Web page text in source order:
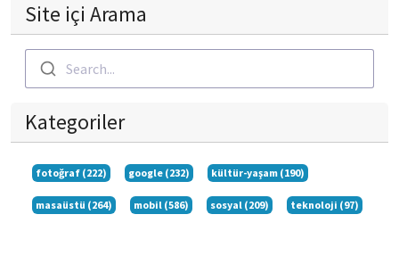
Site içi Arama
Search...
Kategoriler
fotoğraf (222) google (232) kültür-yaşam (190)
masaüstü (264) mobil (586) sosyal (209) teknoloji (97)